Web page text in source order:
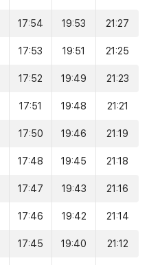
17:54 19:53 21:27
17:53 19:51 21:25
17:52 19:49 21:23
17:51 19:48 21:21
17:50 19:46 21:19
17:48 19:45 21:18
17:47 19:43 21:16
17:46 19:42 21:14
17:45 19:40 21:12